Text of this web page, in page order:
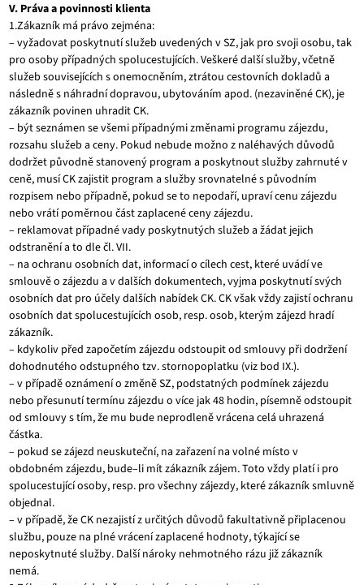
V. Práva a povinnosti klienta
1.Zákazník má právo zejména:
– vyžadovat poskytnutí služeb uvedených v SZ, jak pro svoji osobu, tak
pro osoby případných spolucestujících. Veškeré další služby, včetně
služeb souvisejících s onemocněním, ztrátou cestovních dokladů a
následně s náhradní dopravou, ubytováním apod. (nezaviněné CK), je
zákazník povinen uhradit CK.
– být seznámen se všemi případnými změnami programu zájezdu,
rozsahu služeb a ceny. Pokud nebude možno z naléhavých důvodů
dodržet původně stanovený program a poskytnout služby zahrnuté v
ceně, musí CK zajistit program a služby srovnatelné s původním
rozpisem nebo případně, pokud se to nepodaří, upraví cenu zájezdu
nebo vrátí poměrnou část zaplacené ceny zájezdu.
– reklamovat případné vady poskytnutých služeb a žádat jejich
odstranění a to dle čl. VII.
– na ochranu osobních dat, informací o cílech cest, které uvádí ve
smlouvě o zájezdu a v dalších dokumentech, vyjma poskytnutí svých
osobních dat pro účely dalších nabídek CK. CK však vždy zajistí ochranu
osobních dat spolucestujících osob, resp. osob, kterým zájezd hradí
zákazník.
– kdykoliv před započetím zájezdu odstoupit od smlouvy při dodržení
dohodnutého odstupného tzv. stornopoplatku (viz bod IX.).
– v případě oznámení o změně SZ, podstatných podmínek zájezdu
nebo přesunutí termínu zájezdu o více jak 48 hodin, písemně odstoupit
od smlouvy s tím, že mu bude neprodleně vrácena celá uhrazená
částka.
– pokud se zájezd neuskuteční, na zařazení na volné místo v
obdobném zájezdu, bude–li mít zákazník zájem. Toto vždy platí i pro
spolucestující osoby, resp. pro všechny zájezdy, které zákazník smluvně
objednal.
– v případě, že CK nezajistí z určitých důvodů fakultativně připlacenou
službu, pouze na plné vrácení zaplacené hodnoty, týkající se
neposkytnuté služby. Další nároky nehmotného rázu již zákazník
nemá.